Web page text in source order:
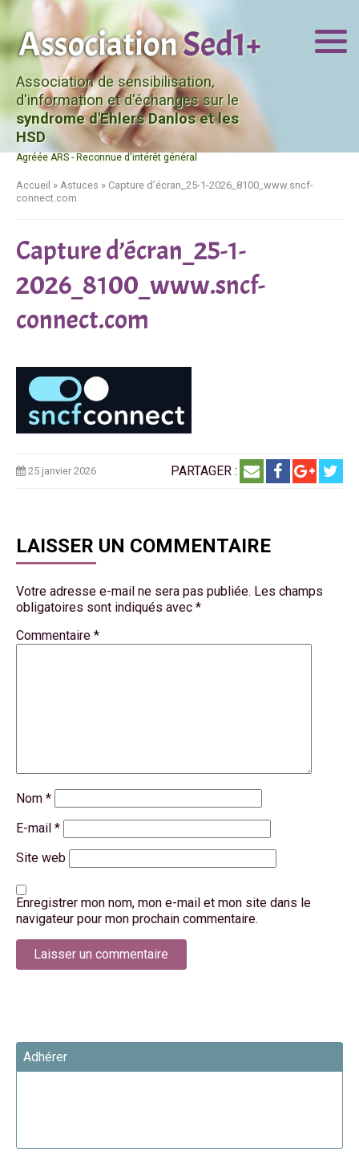
Association de sensibilisation,
d'information et d'échanges sur le
syndrome d'Ehlers Danlos et les
HSD
Agréée ARS - Reconnue d'intérêt général
Accueil » Astuces » Capture d’écran_25-1-2026_8100_www.sncf-
connect.com
Capture d’écran_25-1-
2026_8100_www.sncf-
connect.com
25 janvier 2026 PARTAGER :
LAISSER UN COMMENTAIRE
Votre adresse e-mail ne sera pas publiée. Les champs
obligatoires sont indiqués avec *
Commentaire *
Nom *
E-mail *
Site web
Enregistrer mon nom, mon e-mail et mon site dans le
navigateur pour mon prochain commentaire.
Adhérer